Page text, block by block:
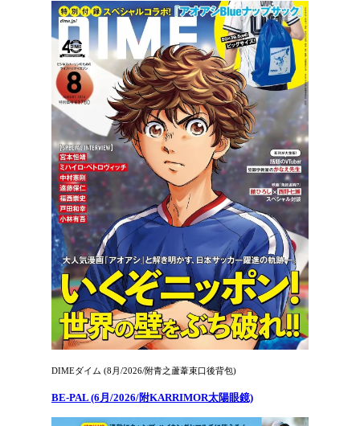
DIMEダイム (8月/2026/附青之蘆葦束口後背包)
BE-PAL (6月/2026/附KARRIMOR太陽眼鏡)